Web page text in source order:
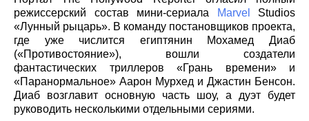
режиссерский состав мини-сериала
Marvel
Studios
«Лунный рыцарь». В команду постановщиков проекта,
где уже числится египтянин Мохамед Диаб
(«Противостояние»), вошли создатели
фантастических триллеров «Грань времени» и
«Паранормальное» Аарон Мурхед и Джастин Бенсон.
Диаб возглавит основную часть шоу, а дуэт будет
руководить несколькими отдельными сериями.